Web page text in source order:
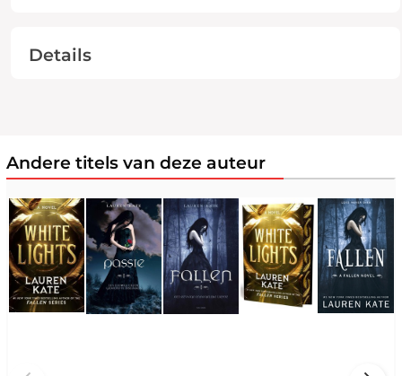
Details
Andere titels van deze auteur